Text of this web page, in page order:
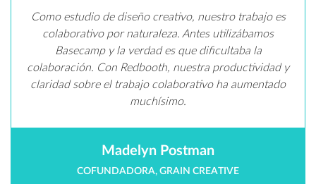
Como estudio de diseño creativo, nuestro trabajo es
colaborativo por naturaleza. Antes utilizábamos
Basecamp y la verdad es que dificultaba la
colaboración. Con Redbooth, nuestra productividad y
claridad sobre el trabajo colaborativo ha aumentado
muchísimo.
Madelyn Postman
COFUNDADORA, GRAIN CREATIVE